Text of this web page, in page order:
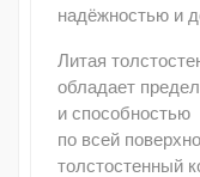
надёжностью и
Литая
обладает
и способностью
по всей
толстостенный